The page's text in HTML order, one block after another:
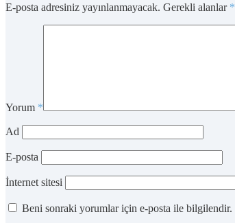
E-posta adresiniz yayınlanmayacak. Gerekli alanlar *
Yorum *
Ad
E-posta
İnternet sitesi
Beni sonraki yorumlar için e-posta ile bilgilendir.